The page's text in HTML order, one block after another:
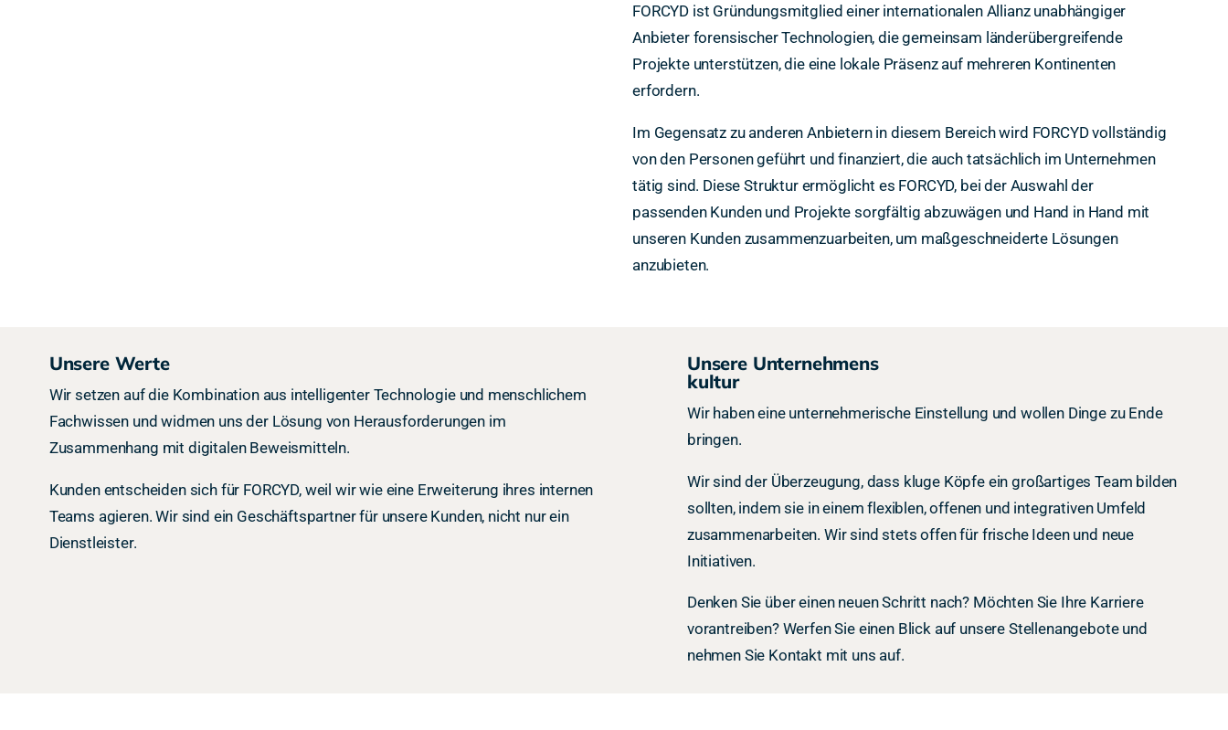
FORCYD ist Gründungsmitglied einer internationalen Allianz unabhängiger
Anbieter forensischer Technologien, die gemeinsam länderübergreifende
Projekte unterstützen, die eine lokale Präsenz auf mehreren Kontinenten
erfordern.
Im Gegensatz zu anderen Anbietern in diesem Bereich wird FORCYD vollständig
von den Personen geführt und finanziert, die auch tatsächlich im Unternehmen
tätig sind. Diese Struktur ermöglicht es FORCYD, bei der Auswahl der
passenden Kunden und Projekte sorgfältig abzuwägen und Hand in Hand mit
unseren Kunden zusammenzuarbeiten, um maßgeschneiderte Lösungen
anzubieten.
Unsere Werte
Wir setzen auf die Kombination aus intelligenter Technologie und menschlichem
Fachwissen und widmen uns der Lösung von Herausforderungen im
Zusammenhang mit digitalen Beweismitteln.
Kunden entscheiden sich für FORCYD, weil wir wie eine Erweiterung ihres internen
Teams agieren. Wir sind ein Geschäftspartner für unsere Kunden, nicht nur ein
Dienstleister.
Unsere Unternehmens
kultur
Wir haben eine unternehmerische Einstellung und wollen Dinge zu Ende
bringen.
Wir sind der Überzeugung, dass kluge Köpfe ein großartiges Team bilden
sollten, indem sie in einem flexiblen, offenen und integrativen Umfeld
zusammenarbeiten. Wir sind stets offen für frische Ideen und neue
Initiativen.
Denken Sie über einen neuen Schritt nach? Möchten Sie Ihre Karriere
vorantreiben? Werfen Sie einen Blick auf unsere Stellenangebote und
nehmen Sie Kontakt mit uns auf.